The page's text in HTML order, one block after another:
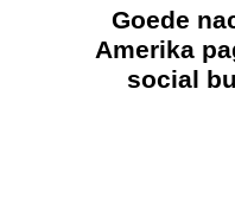
Goede
Amerika
social